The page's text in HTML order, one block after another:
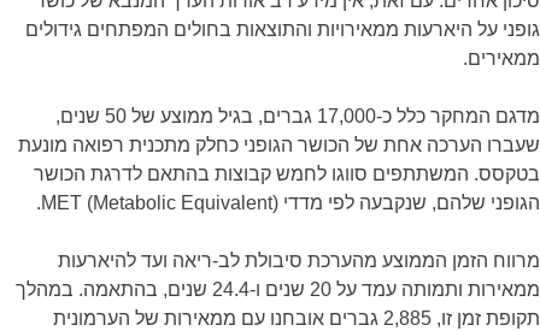
גופני על היארעות ממאירויות והתוצאות בחולים המפתחים גידולים
ממאירים.
מדגם המחקר כלל כ-17,000 גברים, בגיל ממוצע של 50 שנים,
שעברו הערכה אחת של הכושר הגופני כחלק מתכנית רפואה מונעת
בטקסס. המשתתפים סווגו לחמש קבוצות בהתאם לדרגת הכושר
הגופני שלהם, שנקבעה לפי מדדי MET (Metabolic Equivalent).
מרווח הזמן הממוצע מהערכת סיבולת לב-ריאה ועד להיארעות
ממאירות ותמותה עמד על 20 שנים ו-24.4 שנים, בהתאמה. במהלך
תקופת זמן זו, 2,885 גברים אובחנו עם ממאירות של הערמונית